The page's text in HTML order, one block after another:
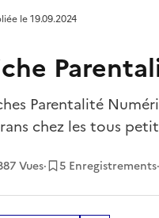
le19.09.2024
Parentalité
chez les tous
Vues· 5 Enregistrements·